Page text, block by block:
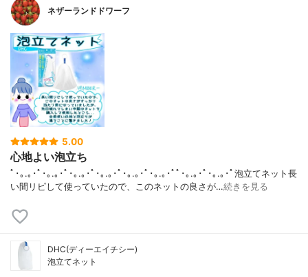
ネザーランドドワーフ
5.00
心地よい泡立ち
ﾟ･｡.｡･ﾟ･｡.｡･ﾟ･｡.｡･ﾟ･｡.｡･ﾟ･｡.｡･ﾟ･｡.｡･ﾟﾟ･｡.｡･ﾟ･｡.｡･ﾟ泡立てネット長
い間リピして使っていたので、このネットの良さが…続きを見る
DHC(ディーエイチシー)
泡立てネット